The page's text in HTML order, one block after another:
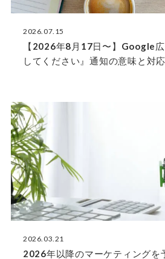
2026.07.15
【2026年8月17日〜】Google
してください』通知の意味と対
2026.03.21
2026年以降のマーケティングを